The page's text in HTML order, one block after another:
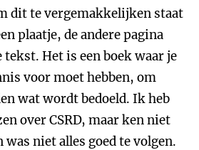
dit te vergemakkelijken staat
plaatje, de andere pagina
Het is een boek waar je
voor moet hebben, om
wat wordt bedoeld. Ik heb
over CSRD, maar ken niet
was niet alles goed te volgen.